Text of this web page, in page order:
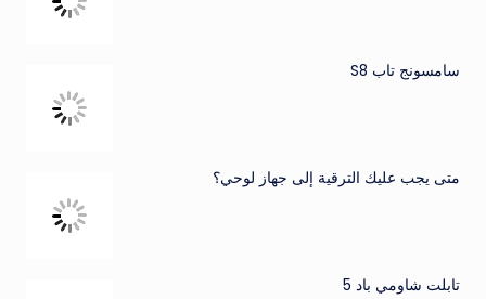
سامسونج تاب S8
متى يجب عليك الترقية إلى جهاز لوحي؟
تابلت شاومي باد 5